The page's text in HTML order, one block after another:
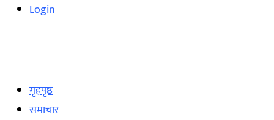
Login
गृहपृष्ठ
समाचार